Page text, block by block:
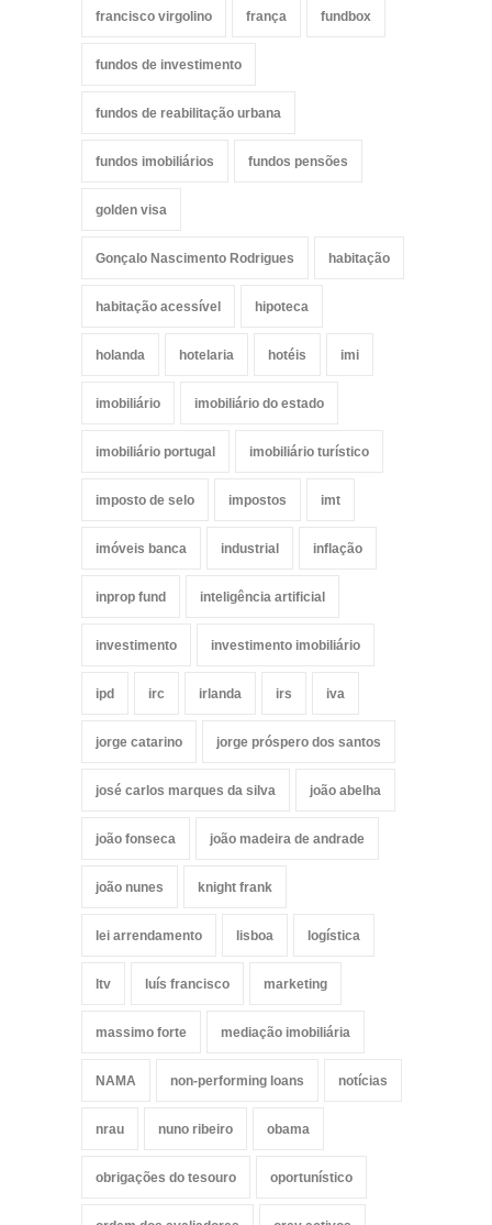
francisco virgolino frança fundbox
fundos de investimento
fundos de reabilitação urbana
fundos imobiliários fundos pensões
golden visa
Gonçalo Nascimento Rodrigues habitação
habitação acessível hipoteca
holanda hotelaria hotéis imi
imobiliário imobiliário do estado
imobiliário portugal imobiliário turístico
imposto de selo impostos imt
imóveis banca industrial inflação
inprop fund inteligência artificial
investimento investimento imobiliário
ipd irc irlanda irs iva
jorge catarino jorge próspero dos santos
josé carlos marques da silva joão abelha
joão fonseca joão madeira de andrade
joão nunes knight frank
lei arrendamento lisboa logística
ltv luís francisco marketing
massimo forte mediação imobiliária
NAMA non-performing loans notícias
nrau nuno ribeiro obama
obrigações do tesouro oportunístico